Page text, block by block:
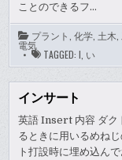
ことのできるフ…
プラント ,化学 土木
電気
TAGGED:I い
インサート
英語 Insert 内容 ダク
るときに用いるめね
ト打設時に埋め込ん